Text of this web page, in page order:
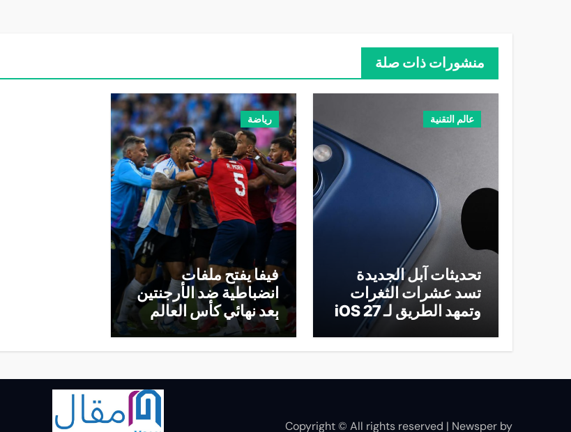
منشورات ذات صلة
عالم التقنية
تحديثات آبل الجديدة
تسد عشرات الثغرات
وتمهد الطريق لـ iOS 27
رياضة
فيفا يفتح ملفات
انضباطية ضد الأرجنتين
بعد نهائي كأس العالم
أمام إسبانيا
Copyright © All rights reserved | Newsper by